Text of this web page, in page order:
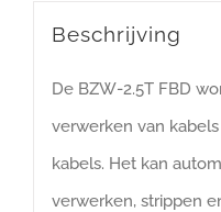
Beschrijving
De BZW-2.5T FBD
verwerken van
kabels. Het kan
verwerken, strippen